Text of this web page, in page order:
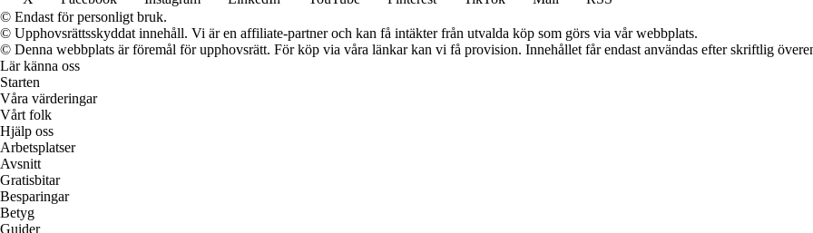
© Endast för personligt bruk.
© Upphovsrättsskyddat innehåll. Vi är en affiliate-partner och kan få intäkter från utvalda köp som görs via vår webbplats.
© Denna webbplats är föremål för upphovsrätt. För köp via våra länkar kan vi få provision. Innehållet får endast användas efter skriftlig
Lär känna oss
Starten
Våra värderingar
Vårt folk
Hjälp oss
Arbetsplatser
Avsnitt
Gratisbitar
Besparingar
Betyg
Guider